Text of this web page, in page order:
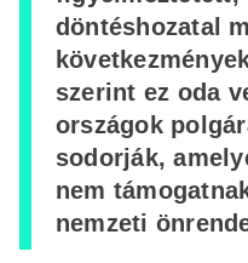
döntéshozatal
szerint ez oda
országok
sodorják,
nem
nemzeti